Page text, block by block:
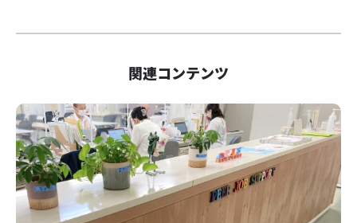
関連コンテンツ